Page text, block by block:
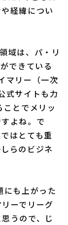
経緯につい
域は、パ・リ
できている
マリー（一次
式サイトも力
とでメリッ
よね。で
はとても重
らのビジネ
も上がった
ーでリーグ
うので、じ